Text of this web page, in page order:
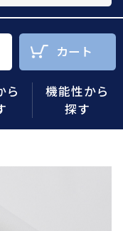
カート
ら
機能性から
探す
ださい。